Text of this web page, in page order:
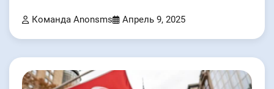
Команда Anonsms Апрель 9, 2025